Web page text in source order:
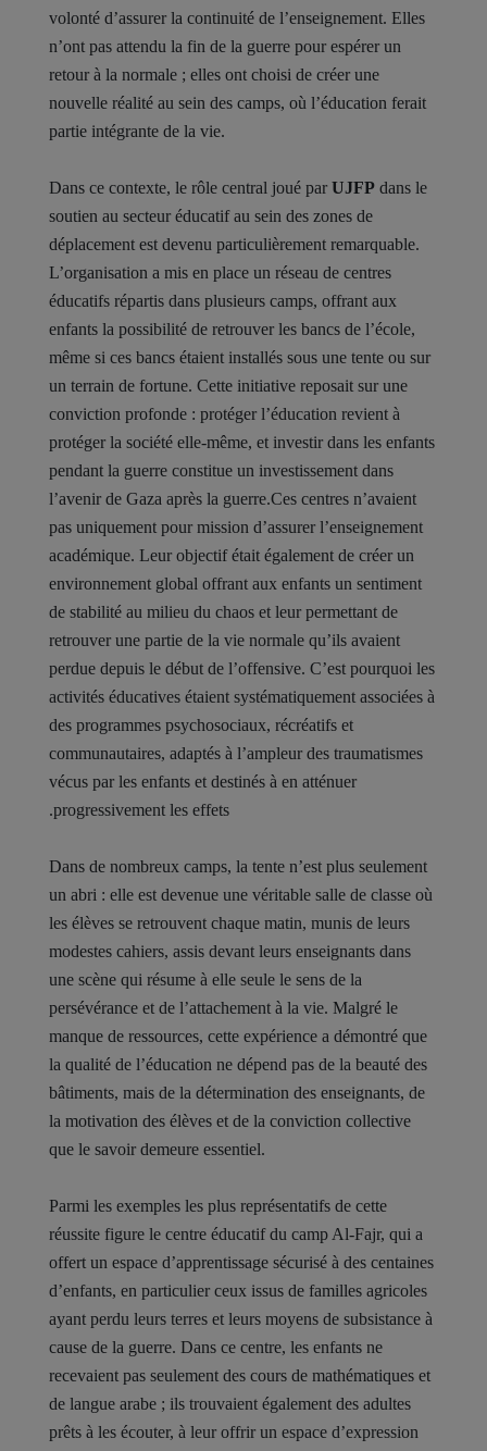
volonté d’assurer la continuité de l’enseignement. Elles
n’ont pas attendu la fin de la guerre pour espérer un
retour à la normale ; elles ont choisi de créer une
nouvelle réalité au sein des camps, où l’éducation ferait
partie intégrante de la vie.
Dans ce contexte, le rôle central joué par UJFP dans le
soutien au secteur éducatif au sein des zones de
déplacement est devenu particulièrement remarquable.
L’organisation a mis en place un réseau de centres
éducatifs répartis dans plusieurs camps, offrant aux
enfants la possibilité de retrouver les bancs de l’école,
même si ces bancs étaient installés sous une tente ou sur
un terrain de fortune. Cette initiative reposait sur une
conviction profonde : protéger l’éducation revient à
protéger la société elle-même, et investir dans les enfants
pendant la guerre constitue un investissement dans
l’avenir de Gaza après la guerre.Ces centres n’avaient
pas uniquement pour mission d’assurer l’enseignement
académique. Leur objectif était également de créer un
environnement global offrant aux enfants un sentiment
de stabilité au milieu du chaos et leur permettant de
retrouver une partie de la vie normale qu’ils avaient
perdue depuis le début de l’offensive. C’est pourquoi les
activités éducatives étaient systématiquement associées à
des programmes psychosociaux, récréatifs et
communautaires, adaptés à l’ampleur des traumatismes
vécus par les enfants et destinés à en atténuer
progressivement les effets.
Dans de nombreux camps, la tente n’est plus seulement
un abri : elle est devenue une véritable salle de classe où
les élèves se retrouvent chaque matin, munis de leurs
modestes cahiers, assis devant leurs enseignants dans
une scène qui résume à elle seule le sens de la
persévérance et de l’attachement à la vie. Malgré le
manque de ressources, cette expérience a démontré que
la qualité de l’éducation ne dépend pas de la beauté des
bâtiments, mais de la détermination des enseignants, de
la motivation des élèves et de la conviction collective
que le savoir demeure essentiel.
Parmi les exemples les plus représentatifs de cette
réussite figure le centre éducatif du camp Al-Fajr, qui a
offert un espace d’apprentissage sécurisé à des centaines
d’enfants, en particulier ceux issus de familles agricoles
ayant perdu leurs terres et leurs moyens de subsistance à
cause de la guerre. Dans ce centre, les enfants ne
recevaient pas seulement des cours de mathématiques et
de langue arabe ; ils trouvaient également des adultes
prêts à les écouter, à leur offrir un espace d’expression